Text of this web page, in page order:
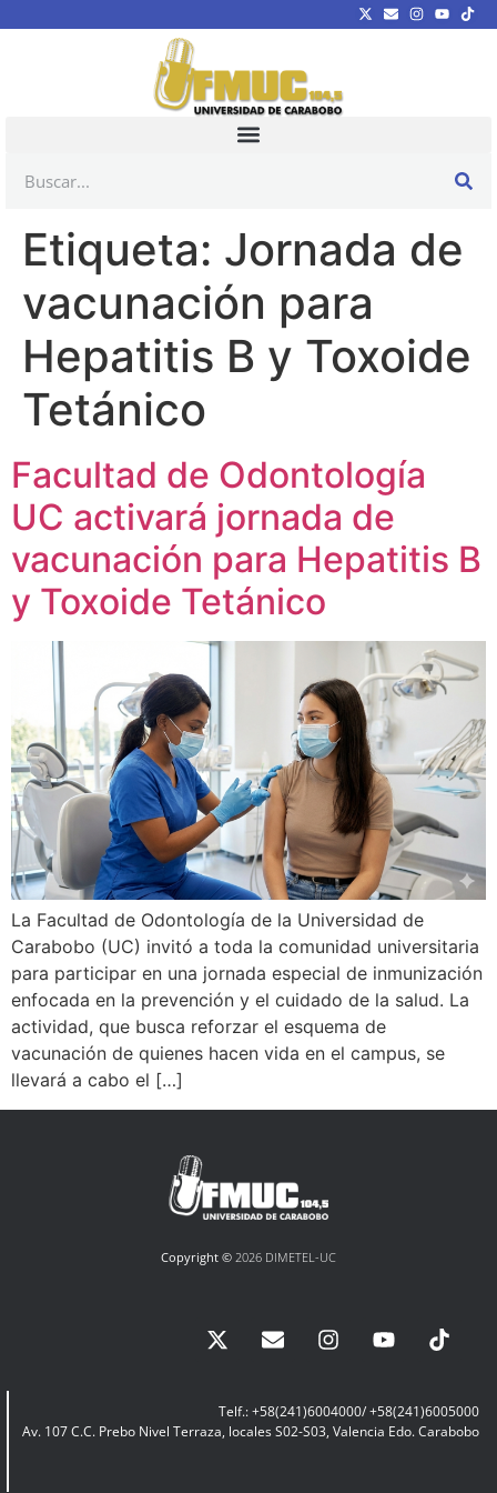
Etiqueta: Jornada de
vacunación para
Hepatitis B y Toxoide
Tetánico
Facultad de Odontología
UC activará jornada de
vacunación para Hepatitis B
y Toxoide Tetánico
La Facultad de Odontología de la Universidad de
Carabobo (UC) invitó a toda la comunidad universitaria
para participar en una jornada especial de inmunización
enfocada en la prevención y el cuidado de la salud. La
actividad, que busca reforzar el esquema de
vacunación de quienes hacen vida en el campus, se
llevará a cabo el […]
Copyright © 2026 DIMETEL-UC
Telf.: +58(241)6004000/ +58(241)6005000
Av. 107 C.C. Prebo Nivel Terraza, locales S02-S03, Valencia Edo. Carabobo